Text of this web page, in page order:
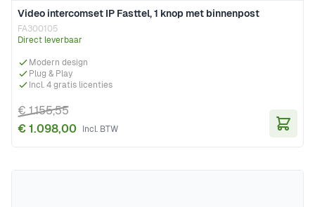
Video intercomset IP Fasttel, 1 knop met binnenpost
FA300105
Direct leverbaar
Modern design
Plug & Play
Incl. 4 gratis licenties
€ 1.098,00
€ 1.155,55